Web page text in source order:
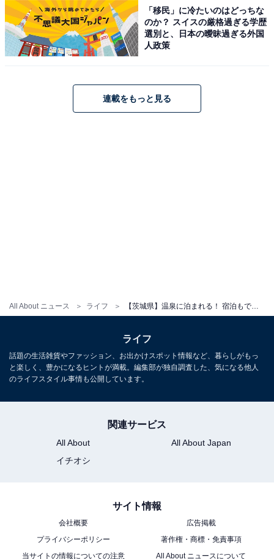
All About ニュース ライフ
に泊まれるため、サウナと食事をたっぷり楽しんでその
まま宿泊という贅沢な過ごし方も可能です。
営業時間
平日：1,800円
宿泊可否
宿泊：可（施設内に宿泊棟を併設しています）
ん ゆるうむ」は日本最大級のタワーサウナと
宿泊棟が自慢の施設
「移民」に冷たいのはどっちな
のか？ スイスの厳格過ぎる学歴
選別と、日本の曖昧過ぎる外国
人政策
連載をもっと見る
ライフ
話題の生活雑貨やファッション、お出かけスポット情報など、暮らしがもっ
と楽しく、豊かになるヒントが満載。編集部が独自調査した、気になる他人
のライフスタイル事情も公開しています。
関連サービス
All About
All About Japan
イチオシ
サイト情報
会社概要
広告掲載
プライバシーポリシー
著作権・商標・免責事項
当サイトの情報についての注意
All About ニュースについて